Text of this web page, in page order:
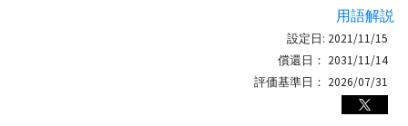
用語解説
設定日: 2021/11/15
償還日： 2031/11/14
評価基準日： 2026/07/31